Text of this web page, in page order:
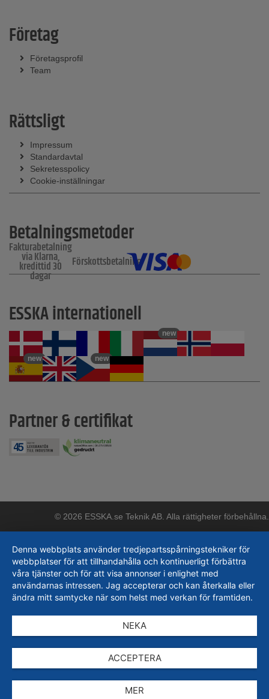
Företag
Företagsprofil
Team
Rättsligt
Impressum
Standardavtal
Sekretesspolicy
Cookie-inställningar
Betalningsmetoder
Fakturabetalning
via Klarna,
kredittid 30
dagar
Förskottsbetalning
ESSKA internationell
new
new new
Partner & certifikat
© 2026 ESSKA.se Teknik AB. Alla rättigheter förbehållna.
Denna webbplats använder tredjepartsspårningstekniker för
webbplatser för att tillhandahålla och kontinuerligt förbättra
våra tjänster och för att visa annonser i enlighet med
användarnas intressen. Jag accepterar och kan återkalla eller
ändra mitt samtycke när som helst med verkan för framtiden.
NEKA
ACCEPTERA
MER